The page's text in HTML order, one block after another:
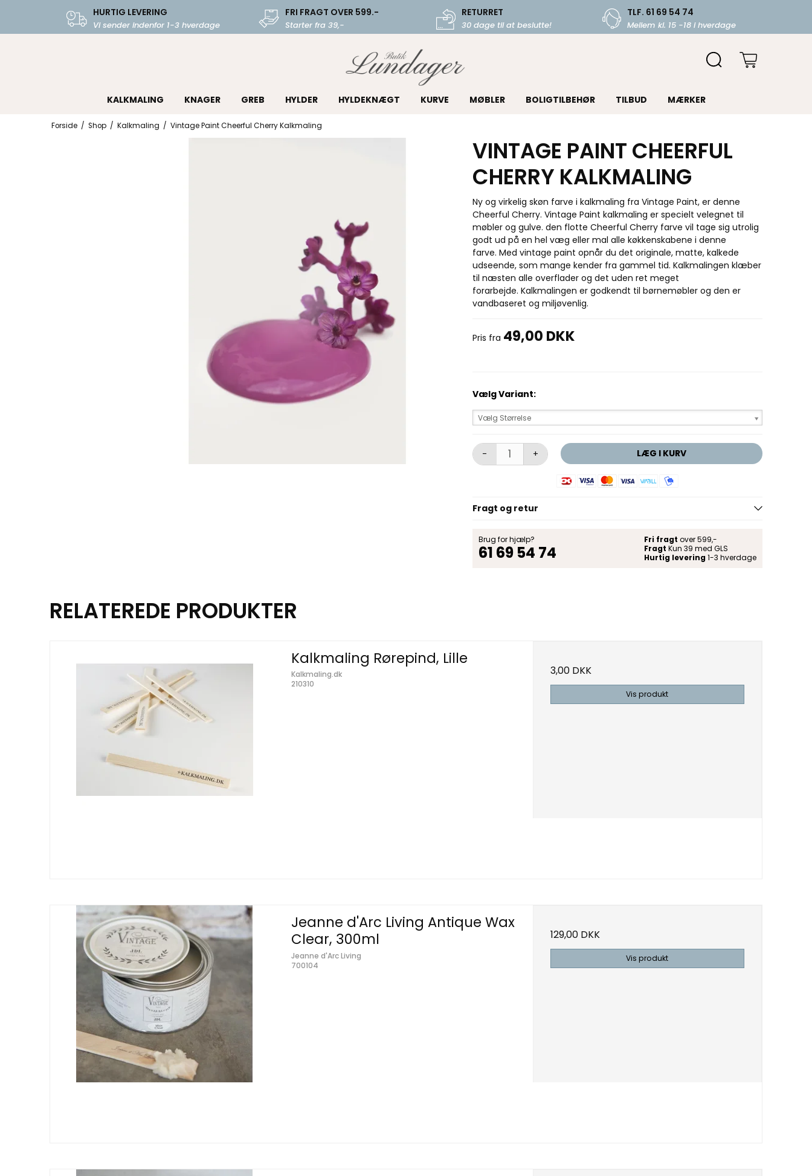
HURTIG LEVERING
Vi sender indenfor 1-3 hverdage
FRI FRAGT OVER 599.-
Starter fra 39,-
RETURRET
30 dage til at beslutte!
TLF. 61 69 54 74
Mellem kl. 15 -18 i hverdage
KALKMALING KNAGER GREB HYLDER HYLDEKNÆGT KURVE MØBLER BOLIGTILBEHØR TILBUD MÆRKER
Forside / Shop / Kalkmaling / Vintage Paint Cheerful Cherry Kalkmaling
VINTAGE PAINT CHEERFUL
CHERRY KALKMALING
Ny og virkelig skøn farve i kalkmaling fra Vintage Paint, er denne
Cheerful Cherry. Vintage Paint kalkmaling er specielt velegnet til
møbler og gulve. den flotte Cheerful Cherry farve vil tage sig utrolig
godt ud på en hel væg eller mal alle køkkenskabene i denne
farve. Med vintage paint opnår du det originale, matte, kalkede
udseende, som mange kender fra gammel tid. Kalkmalingen klæber
til næsten alle overflader og det uden ret meget
forarbejde. Kalkmalingen er godkendt til børnemøbler og den er
vandbaseret og miljøvenlig.
Pris fra 49,00 DKK
Vælg Variant:
Vælg Størrelse
- + LÆG I KURV
Fragt og retur
Brug for hjælp?
61 69 54 74
Fri fragt over 599,-
Fragt Kun 39 med GLS
Hurtig levering 1-3 hverdage
RELATEREDE PRODUKTER
Kalkmaling Rørepind, Lille
Kalkmaling.dk
210310
3,00 DKK
Vis produkt
Jeanne d'Arc Living Antique Wax
Clear, 300ml
Jeanne d'Arc Living
700104
129,00 DKK
Vis produkt